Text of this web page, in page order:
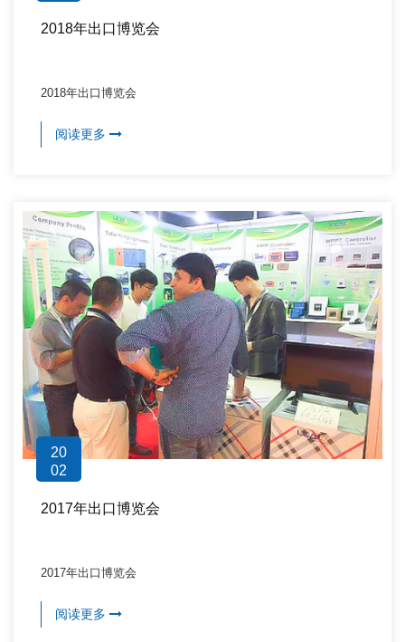
2018年出口博览会
2018年出口博览会
阅读更多
20
02
2017年出口博览会
2017年出口博览会
阅读更多